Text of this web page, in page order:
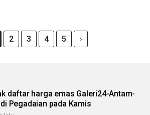
2 3 4 5
daftar harga emas Galeri24-Antam-
di Pegadaian pada Kamis